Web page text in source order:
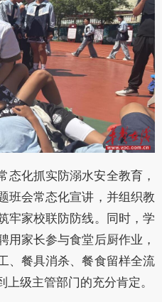
态化抓实防溺水安全教育，
班会常态化宣讲，并组织教
牢家校联防防线。同时，学
用家长参与食堂后厨作业，
、餐具消杀、餐食留样全流
级主管部门的充分肯定。